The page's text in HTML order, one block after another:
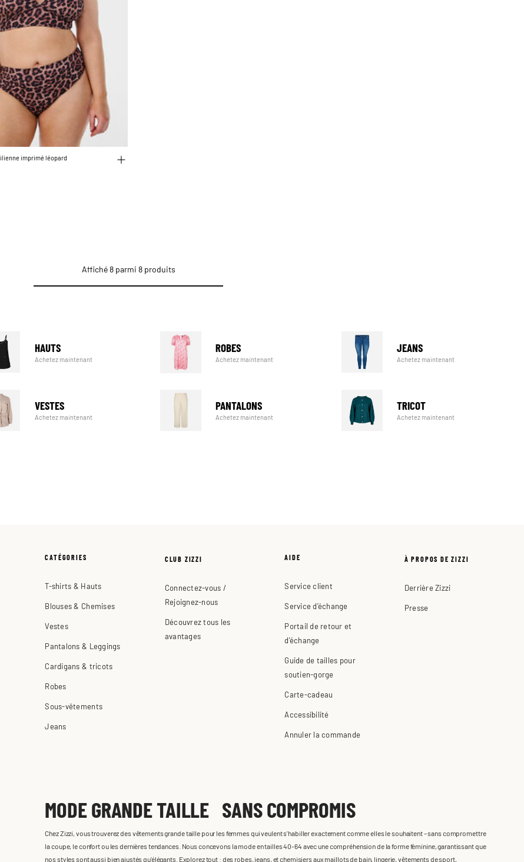
imprimé léopard
Affiché 8 parmi 8 produits
HAUTS
Achetez maintenant
ROBES
Achetez maintenant
JEANS
Achetez maintenant
VESTES
Achetez maintenant
PANTALONS
Achetez maintenant
TRICOT
Achetez maintenant
CATÉGORIES
T-shirts & Hauts
Blouses & Chemises
Vestes
Pantalons & Leggings
Cardigans & tricots
Robes
Sous-vêtements
Jeans
CLUB ZIZZI
Connectez-vous /
Rejoignez-nous
Découvrez tous les
avantages
AIDE
Service client
Service d'échange
Portail de retour et
d'échange
Guide de tailles pour
soutien-gorge
Carte-cadeau
Accessibilité
Annuler la commande
À PROPOS DE ZIZZI
Derrière Zizzi
Presse
MODE GRANDE TAILLE SANS COMPROMIS
Chez Zizzi, vous trouverez des vêtements grande taille pour les femmes qui veulent s'habiller exactement comme elles le souhaitent – sans compromettre
la coupe, le confort ou les dernières tendances. Nous concevons la mode en tailles 40-64 avec une compréhension de la forme féminine, garantissant que
nos styles sont aussi bien ajustés qu'élégants. Explorez tout : des robes, jeans, et chemisiers aux maillots de bain, lingerie, vêtements de sport,